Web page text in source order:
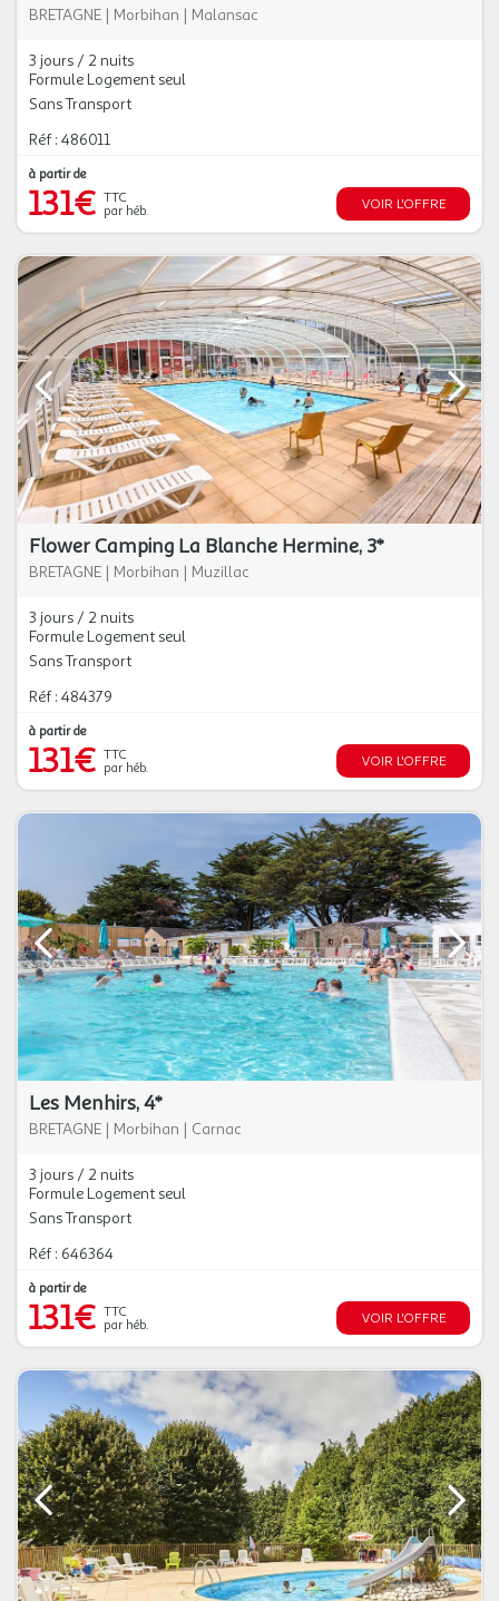
BRETAGNE | Morbihan | Malansac
3 jours / 2 nuits
Formule Logement seul
Sans Transport
Réf : 486011
à partir de
131€ TTC
par héb.
VOIR L'OFFRE
Flower Camping La Blanche Hermine, 3*
BRETAGNE | Morbihan | Muzillac
3 jours / 2 nuits
Formule Logement seul
Sans Transport
Réf : 484379
à partir de
131€ TTC
par héb.
VOIR L'OFFRE
Les Menhirs, 4*
BRETAGNE | Morbihan | Carnac
3 jours / 2 nuits
Formule Logement seul
Sans Transport
Réf : 646364
à partir de
131€ TTC
par héb.
VOIR L'OFFRE